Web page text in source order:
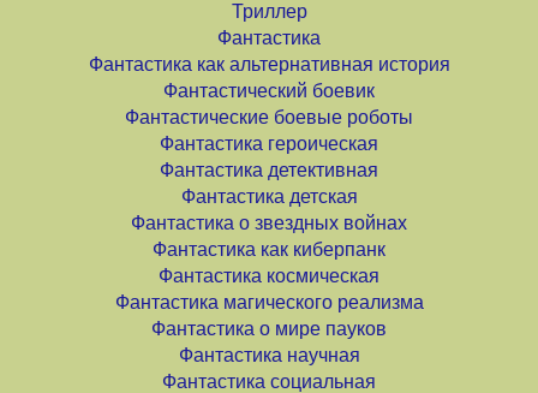
Триллер
Фантастика
Фантастика как альтернативная история
Фантастический боевик
Фантастические боевые роботы
Фантастика героическая
Фантастика детективная
Фантастика детская
Фантастика о звездных войнах
Фантастика как киберпанк
Фантастика космическая
Фантастика магического реализма
Фантастика о мире пауков
Фантастика научная
Фантастика социальная